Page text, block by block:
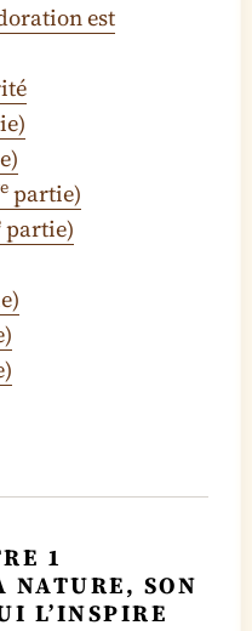
est
partie)
partie)
1
NATURE, SON
L’INSPIRE